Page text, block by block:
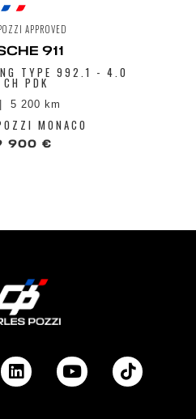
APPROVED
911
TYPE 992.1 - 4.0
PDK
5 200 km
MONACO
900 €